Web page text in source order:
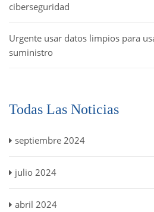
ciberseguridad
Urgente usar datos limpios para
suministro
Todas Las Noticias
septiembre 2024
julio 2024
abril 2024